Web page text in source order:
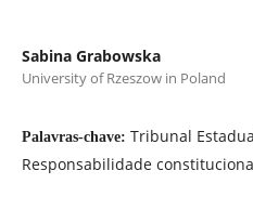
Sabina Grabowska
University of Rzeszow in Poland
Palavras-chave: Tribunal
Responsabilidade